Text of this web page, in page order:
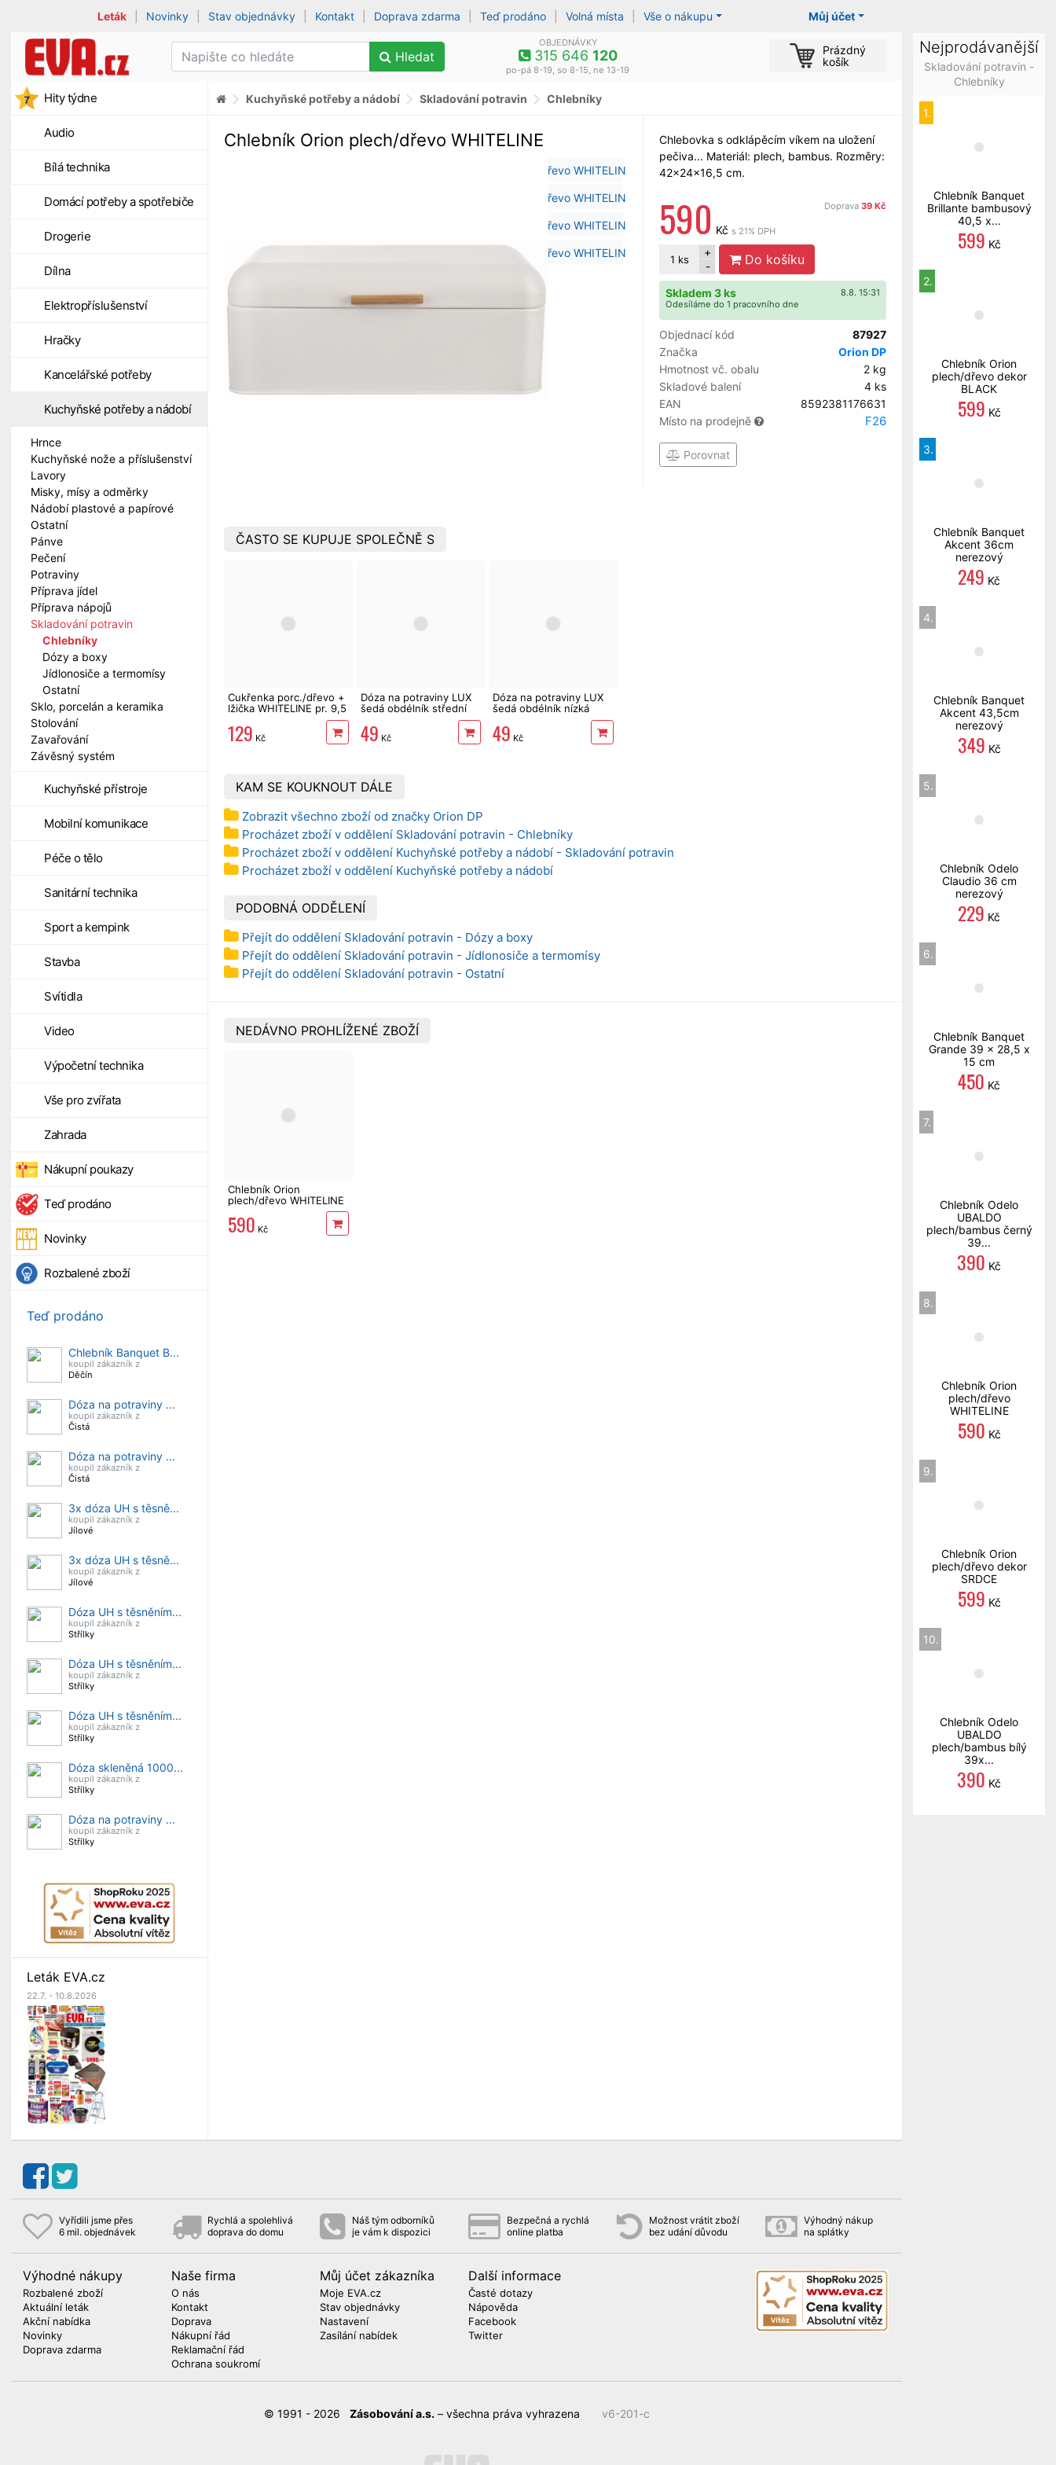
Můj účet
Leták Novinky Stav objednávky Kontakt Doprava zdarma Teď prodáno Volná místa Vše o nákupu
Hledat
OBJEDNÁVKY
315 646 120
po-pá 8-19, so 8-15, ne 13-19
Prázdný
košík
Hity týdne
Audio
Bílá technika
Domácí potřeby a spotřebiče
Drogerie
Dílna
Elektropříslušenství
Hračky
Kancelářské potřeby
Kuchyňské potřeby a nádobí
Hrnce
Kuchyňské nože a příslušenství
Lavory
Misky, mísy a odměrky
Nádobí plastové a papírové
Ostatní
Pánve
Pečení
Potraviny
Příprava jídel
Příprava nápojů
Skladování potravin
Chlebníky
Dózy a boxy
Jídlonosiče a termomísy
Ostatní
Sklo, porcelán a keramika
Stolování
Zavařování
Závěsný systém
Kuchyňské přístroje
Mobilní komunikace
Péče o tělo
Sanitární technika
Sport a kempink
Stavba
Svítidla
Video
Výpočetní technika
Vše pro zvířata
Zahrada
Nákupní poukazy
Teď prodáno
Novinky
Rozbalené zboží
Teď prodáno
Chlebník Banquet B...
koupil zákazník z
Děčín
Dóza na potraviny ...
koupil zákazník z
Čistá
Dóza na potraviny ...
koupil zákazník z
Čistá
3x dóza UH s těsně...
koupil zákazník z
Jílové
3x dóza UH s těsně...
koupil zákazník z
Jílové
Dóza UH s těsněním...
koupil zákazník z
Střílky
Dóza UH s těsněním...
koupil zákazník z
Střílky
Dóza UH s těsněním...
koupil zákazník z
Střílky
Dóza skleněná 1000...
koupil zákazník z
Střílky
Dóza na potraviny ...
koupil zákazník z
Střílky
Leták EVA.cz
22.7. - 10.8.2026
Kuchyňské potřeby a nádobí Skladování potravin Chlebníky
Chlebovka s odklápěcím víkem na uložení
pečiva... Materiál: plech, bambus. Rozměry:
42x24x16,5 cm.
Doprava 39 Kč
590 Kč s 21% DPH
1 ks
+
-
Do košíku
8.8. 15:31
Skladem 3 ks
Odesíláme do 1 pracovního dne
Objednací kód
87927
Značka
Orion DP
Hmotnost vč. obalu
2 kg
Skladové balení
4 ks
EAN
8592381176631
Místo na prodejně
F26
Porovnat
Chlebník Orion plech/dřevo WHITELINE
ČASTO SE KUPUJE SPOLEČNĚ S
Cukřenka porc./dřevo +
lžička WHITELINE pr. 9,5
129 Kč
Dóza na potraviny LUX
šedá obdélník střední
49 Kč
Dóza na potraviny LUX
šedá obdélník nízká
49 Kč
KAM SE KOUKNOUT DÁLE
Zobrazit všechno zboží od značky Orion DP
Procházet zboží v oddělení Skladování potravin - Chlebníky
Procházet zboží v oddělení Kuchyňské potřeby a nádobí - Skladování potravin
Procházet zboží v oddělení Kuchyňské potřeby a nádobí
PODOBNÁ ODDĚLENÍ
Přejít do oddělení Skladování potravin - Dózy a boxy
Přejít do oddělení Skladování potravin - Jídlonosiče a termomísy
Přejít do oddělení Skladování potravin - Ostatní
NEDÁVNO PROHLÍŽENÉ ZBOŽÍ
Chlebník Orion
plech/dřevo WHITELINE
590 Kč
Vyřídili jsme přes
6 mil. objednávek
Rychlá a spolehlivá
doprava do domu
Náš tým odborníků
je vám k dispozici
Bezpečná a rychlá
online platba
Možnost vrátit zboží
bez udání důvodu
Výhodný nákup
na splátky
Výhodné nákupy
Rozbalené zboží
Aktuální leták
Akční nabídka
Novinky
Doprava zdarma
Naše firma
O nás
Kontakt
Doprava
Nákupní řád
Reklamační řád
Ochrana soukromí
Můj účet zákazníka
Moje EVA.cz
Stav objednávky
Nastavení
Zasílání nabídek
Další informace
Časté dotazy
Nápověda
Facebook
Twitter
© 1991 - 2026 Zásobování a.s. – všechna práva vyhrazena v6-201-c
Nejprodávanější
Skladování potravin -
Chlebníky
1.
Chlebník Banquet
Brillante bambusový
40,5 x...
599 Kč
2.
Chlebník Orion
plech/dřevo dekor
BLACK
599 Kč
3.
Chlebník Banquet
Akcent 36cm
nerezový
249 Kč
4.
Chlebník Banquet
Akcent 43,5cm
nerezový
349 Kč
5.
Chlebník Odelo
Claudio 36 cm
nerezový
229 Kč
6.
Chlebník Banquet
Grande 39 x 28,5 x
15 cm
450 Kč
7.
Chlebník Odelo
UBALDO
plech/bambus černý
39...
390 Kč
8.
Chlebník Orion
plech/dřevo
WHITELINE
590 Kč
9.
Chlebník Orion
plech/dřevo dekor
SRDCE
599 Kč
10.
Chlebník Odelo
UBALDO
plech/bambus bílý
39x...
390 Kč